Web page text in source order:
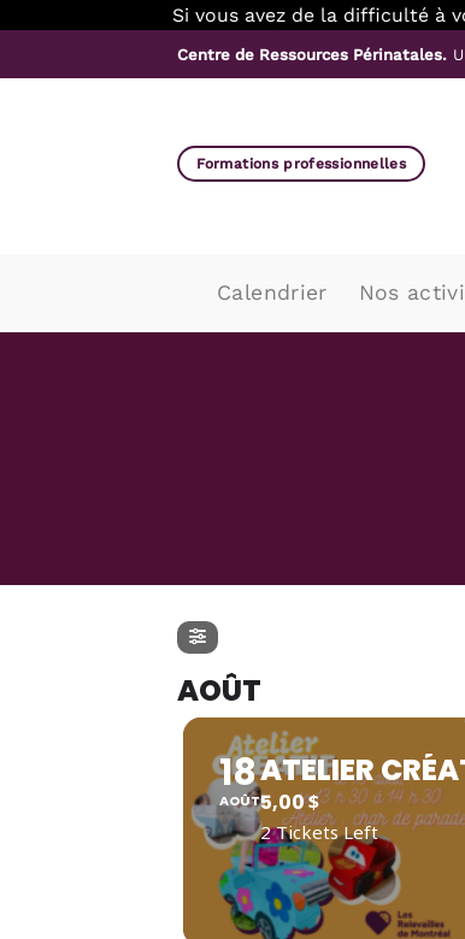
Si vous avez de la difficulté à
au
Centre de Ressources Périnatales.
Formations professionnelles
Calendrier Nos
AOÛT
18
AOÛT
ATELIER
5,00$
2 Tickets Left